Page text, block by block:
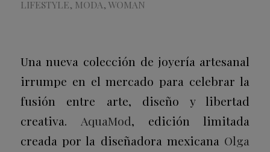
LIFESTYLE, MODA,WOMAN
Una nueva colección de joyería artesanal
irrumpe en el mercado para celebrar la
fusión entre arte, diseño y libertad
creativa. AquaMod, edición limitada
creada por la diseñadora mexicana Olga